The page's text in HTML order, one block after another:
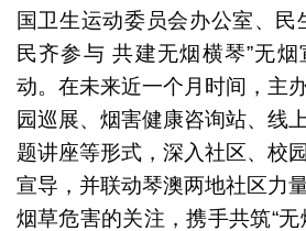
国卫生运动委员会办公室、民
民齐参与 共建无烟横琴”无
动。在未来近一个月时间，主
园巡展、烟害健康咨询站、线
题讲座等形式，深入社区、校
宣导，并联动琴澳两地社区力
烟草危害的关注，携手共筑“